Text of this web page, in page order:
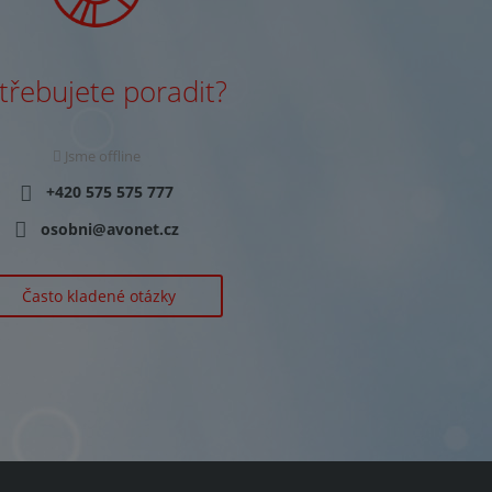
poradit?
Jsme offline
+420 575 575 777
osobni@avonet.cz
Často kladené otázky